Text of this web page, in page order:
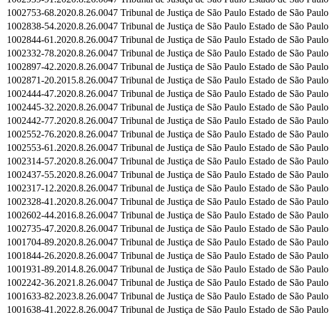
1002753-68.2020.8.26.0047 Tribunal de Justiça de São Paulo Estado de São Paulo
1002838-54.2020.8.26.0047 Tribunal de Justiça de São Paulo Estado de São Paulo
1002844-61.2020.8.26.0047 Tribunal de Justiça de São Paulo Estado de São Paulo
1002332-78.2020.8.26.0047 Tribunal de Justiça de São Paulo Estado de São Paulo
1002897-42.2020.8.26.0047 Tribunal de Justiça de São Paulo Estado de São Paulo
1002871-20.2015.8.26.0047 Tribunal de Justiça de São Paulo Estado de São Paulo
1002444-47.2020.8.26.0047 Tribunal de Justiça de São Paulo Estado de São Paulo
1002445-32.2020.8.26.0047 Tribunal de Justiça de São Paulo Estado de São Paulo
1002442-77.2020.8.26.0047 Tribunal de Justiça de São Paulo Estado de São Paulo
1002552-76.2020.8.26.0047 Tribunal de Justiça de São Paulo Estado de São Paulo
1002553-61.2020.8.26.0047 Tribunal de Justiça de São Paulo Estado de São Paulo
1002314-57.2020.8.26.0047 Tribunal de Justiça de São Paulo Estado de São Paulo
1002437-55.2020.8.26.0047 Tribunal de Justiça de São Paulo Estado de São Paulo
1002317-12.2020.8.26.0047 Tribunal de Justiça de São Paulo Estado de São Paulo
1002328-41.2020.8.26.0047 Tribunal de Justiça de São Paulo Estado de São Paulo
1002602-44.2016.8.26.0047 Tribunal de Justiça de São Paulo Estado de São Paulo
1002735-47.2020.8.26.0047 Tribunal de Justiça de São Paulo Estado de São Paulo
1001704-89.2020.8.26.0047 Tribunal de Justiça de São Paulo Estado de São Paulo
1001844-26.2020.8.26.0047 Tribunal de Justiça de São Paulo Estado de São Paulo
1001931-89.2014.8.26.0047 Tribunal de Justiça de São Paulo Estado de São Paulo
1002242-36.2021.8.26.0047 Tribunal de Justiça de São Paulo Estado de São Paulo
1001633-82.2023.8.26.0047 Tribunal de Justiça de São Paulo Estado de São Paulo
1001638-41.2022.8.26.0047 Tribunal de Justiça de São Paulo Estado de São Paulo